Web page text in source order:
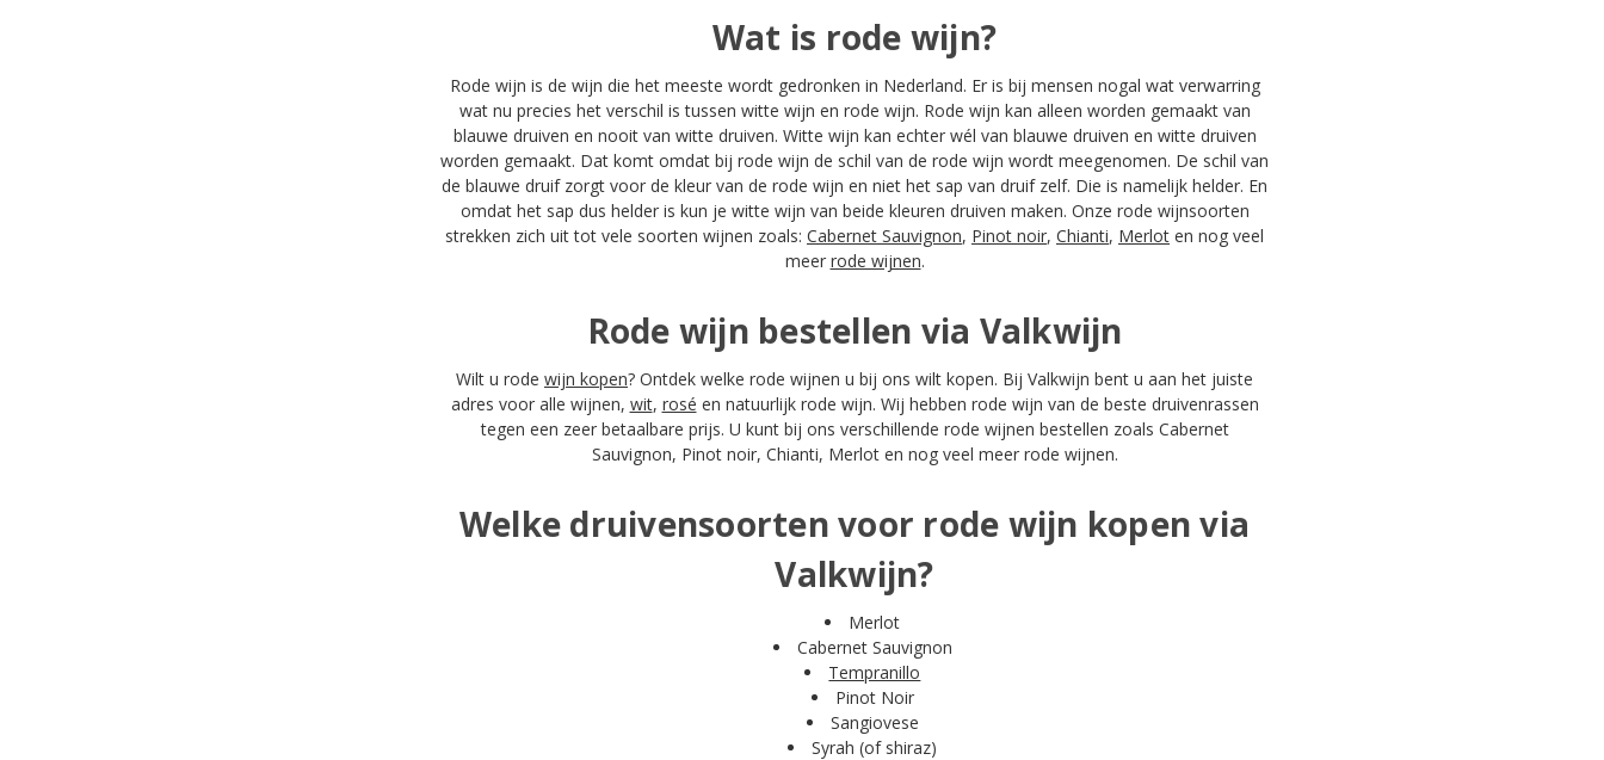
Wat is rode wijn?
Rode wijn is de wijn die het meeste wordt gedronken in Nederland. Er is bij mensen nogal wat verwarring
wat nu precies het verschil is tussen witte wijn en rode wijn. Rode wijn kan alleen worden gemaakt van
blauwe druiven en nooit van witte druiven. Witte wijn kan echter wél van blauwe druiven en witte druiven
worden gemaakt. Dat komt omdat bij rode wijn de schil van de rode wijn wordt meegenomen. De schil van
de blauwe druif zorgt voor de kleur van de rode wijn en niet het sap van druif zelf. Die is namelijk helder. En
omdat het sap dus helder is kun je witte wijn van beide kleuren druiven maken. Onze rode wijnsoorten
strekken zich uit tot vele soorten wijnen zoals: Cabernet Sauvignon, Pinot noir, Chianti, Merlot en nog veel
meer rode wijnen.
Rode wijn bestellen via Valkwijn
Wilt u rode wijn kopen? Ontdek welke rode wijnen u bij ons wilt kopen. Bij Valkwijn bent u aan het juiste
adres voor alle wijnen, wit, rosé en natuurlijk rode wijn. Wij hebben rode wijn van de beste druivenrassen
tegen een zeer betaalbare prijs. U kunt bij ons verschillende rode wijnen bestellen zoals Cabernet
Sauvignon, Pinot noir, Chianti, Merlot en nog veel meer rode wijnen.
Welke druivensoorten voor rode wijn kopen via
Valkwijn?
Merlot
Cabernet Sauvignon
Tempranillo
Pinot Noir
Sangiovese
Syrah (of shiraz)